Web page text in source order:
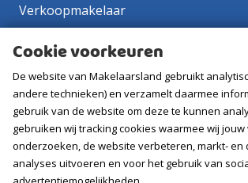
Verkoopmakelaar
Vacatures
Volg ons
Cookie voorkeuren
De website van Makelaarsland gebruikt
andere technieken) en verzamelt daarmee
gebruik van de website om deze te kunnen
gebruiken wij tracking cookies waarmee wij
onderzoeken, de website verbeteren, markt- en
analyses uitvoeren en voor het gebruik van